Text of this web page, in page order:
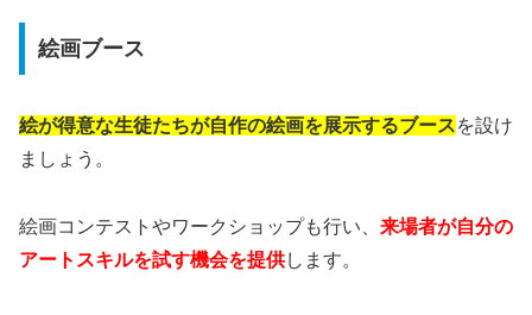
絵画ブース
絵が得意な生徒たちが自作の絵画を展示するブースを設け
ましょう。
絵画コンテストやワークショップも行い、 来場者が自分の
アートスキルを試す機会を提供します。